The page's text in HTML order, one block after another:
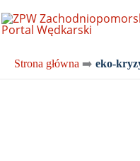
do
Strona główna ➡️ eko-